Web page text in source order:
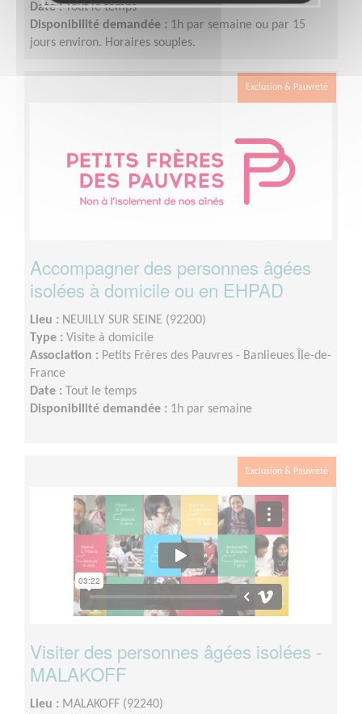
Date :Tout le temps
Disponibilité demandée : 1h par semaine ou par 15
jours environ. Horaires souples.
Exclusion & Pauvreté
Accompagner des personnes âgées
isolées à domicile ou en EHPAD
Lieu : NEUILLY SUR SEINE (92200)
Type : Visite à domicile
Association : Petits Frères des Pauvres - Banlieues Île-de-
France
Date : Tout le temps
Disponibilité demandée : 1h par semaine
Exclusion & Pauvreté
Visiter des personnes âgées isolées -
MALAKOFF
Lieu : MALAKOFF (92240)